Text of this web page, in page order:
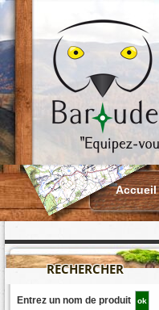
Accueil
RECHERCHER
Entrez un nom de produit